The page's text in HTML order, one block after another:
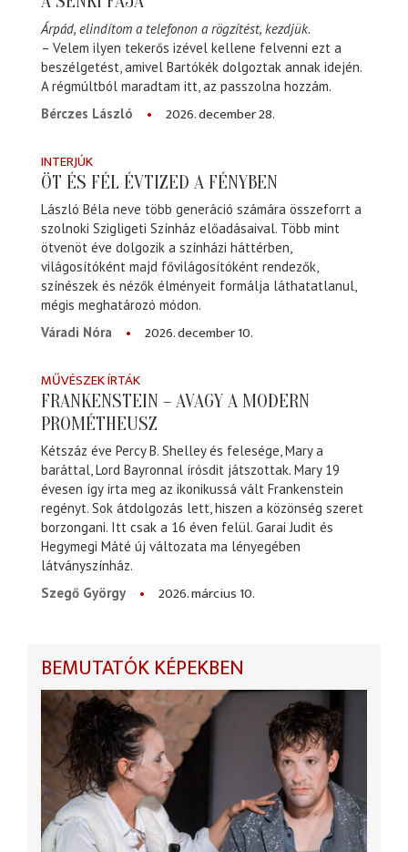
Árpád, elindítom a telefonon a rögzítést, kezdjük.
– Velem ilyen tekerős izével kellene felvenni ezt a
beszélgetést, amivel Bartókék dolgoztak annak idején.
A régmúltból maradtam itt, az passzolna hozzám.
Bérczes László
2026. december 28.
INTERJÚK
ÖT ÉS FÉL ÉVTIZED A FÉNYBEN
László Béla neve több generáció számára összeforrt a
szolnoki Szigligeti Színház előadásaival. Több mint
ötvenöt éve dolgozik a színházi háttérben,
világosítóként majd fővilágosítóként rendezők,
színészek és nézők élményeit formálja láthatatlanul,
mégis meghatározó módon.
Váradi Nóra
2026. december 10.
MŰVÉSZEK ÍRTÁK
FRANKENSTEIN – AVAGY A MODERN
PROMÉTHEUSZ
Kétszáz éve Percy B. Shelley és felesége, Mary a
baráttal, Lord Bayronnal írósdit játszottak. Mary 19
évesen így írta meg az ikonikussá vált Frankenstein
regényt. Sok átdolgozás lett, hiszen a közönség szeret
borzongani. Itt csak a 16 éven felül. Garai Judit és
Hegymegi Máté új változata ma lényegében
látványszínház.
Szegő György
2026. március 10.
BEMUTATÓK KÉPEKBEN